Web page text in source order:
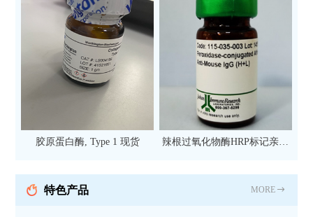
胶原蛋白酶, Type 1 现货
辣根过氧化物酶HRP标记亲和
抗 现货
特色产品 MORE